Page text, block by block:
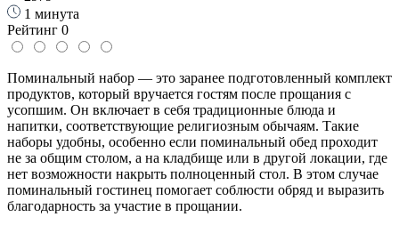
1 минута
Рейтинг 0
Поминальный набор — это заранее подготовленный комплект
продуктов, который вручается гостям после прощания с
усопшим. Он включает в себя традиционные блюда и
напитки, соответствующие религиозным обычаям. Такие
наборы удобны, особенно если поминальный обед проходит
не за общим столом, а на кладбище или в другой локации, где
нет возможности накрыть полноценный стол. В этом случае
поминальный гостинец помогает соблюсти обряд и выразить
благодарность за участие в прощании.